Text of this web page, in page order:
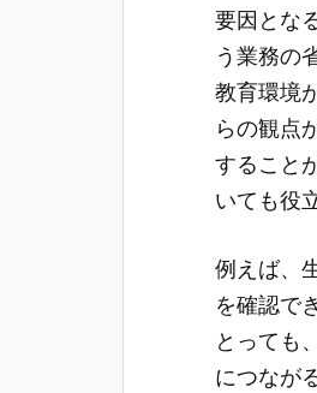
要因とな
う業務の
教育環境
らの観点
すること
いても役
例えば、
を確認で
とっても
につなが